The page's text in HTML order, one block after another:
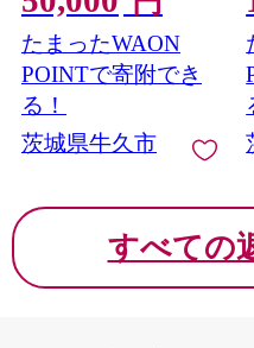
たまったWAON
POINTで寄附でき
る！
茨城県牛久市
すべての